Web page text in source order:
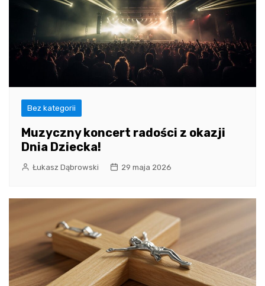
Bez kategorii
Muzyczny koncert radości z okazji
Dnia Dziecka!
Łukasz Dąbrowski 29 maja 2026